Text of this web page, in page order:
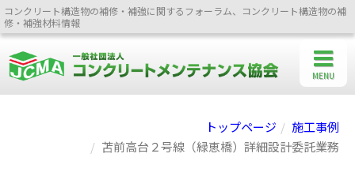
コンクリート構造物の補修・補強に関するフォーラム、コンクリート構造物の補
修・補強材料情報
トップページ
施工事例
苫前高台２号線（緑恵橋）詳細設計委託業務
MENU